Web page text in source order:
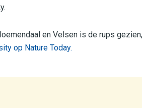
en Velsen is de rups
op Nature Today.